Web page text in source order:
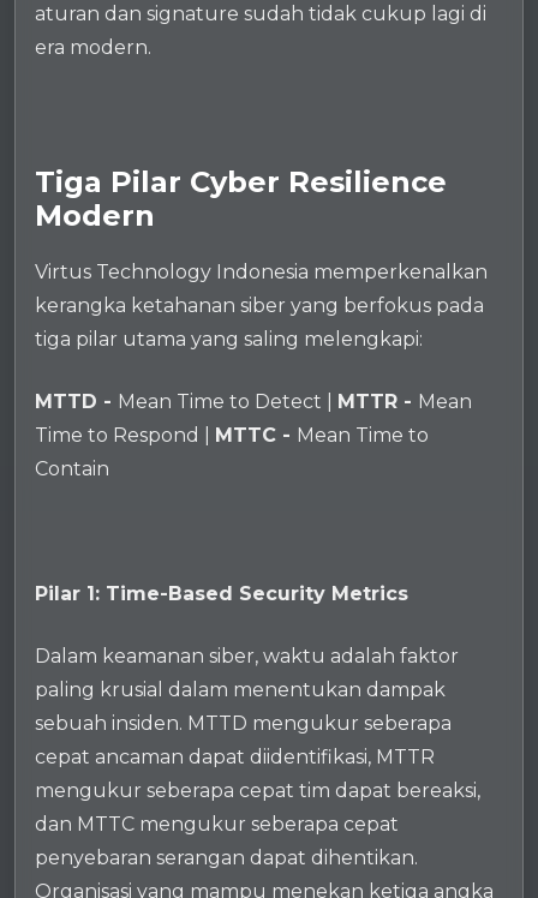
aturan dan signature sudah tidak cukup lagi di
era modern.
Tiga Pilar Cyber Resilience
Modern
Virtus Technology Indonesia memperkenalkan
kerangka ketahanan siber yang berfokus pada
tiga pilar utama yang saling melengkapi:
MTTD - Mean Time to Detect | MTTR - Mean
Time to Respond | MTTC - Mean Time to
Contain
Pilar 1: Time-Based Security Metrics
Dalam keamanan siber, waktu adalah faktor
paling krusial dalam menentukan dampak
sebuah insiden. MTTD mengukur seberapa
cepat ancaman dapat diidentifikasi, MTTR
mengukur seberapa cepat tim dapat bereaksi,
dan MTTC mengukur seberapa cepat
penyebaran serangan dapat dihentikan.
Organisasi yang mampu menekan ketiga angka